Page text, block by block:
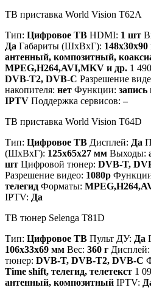
ТВ приставка World Vision T62A
Тип: Цифровое ТВ HDMI: 1 шт
Да Габариты (ШхВхГ):
антенный, композитный,
MPEG,H264,AVI,MKV и др. 1
DVB-T2, DVB-C Разрешение
накопителя: нет Функции: запись
IPTV Поддержка сервисов:–
ТВ приставка World Vision T64D
Тип: Цифровое ТВ Дисплей: Да
(ШхВхГ): 125x65x27 мм Выходы:
шт Цифровой тюнер: DVB-T,
Разрешение видео: 1080p
телегид Форматы:
IPTV: Да
ТВ тюнер Selenga T81D
Тип: Цифровое ТВ Пульт ДУ: Да
106x33x69 мм Вес: 360 г Дисплей:
тюнер: DVB-T, DVB-T2, DVB-C
Time shift, телегид, телетекст 1
антенный, композитный IPTV: